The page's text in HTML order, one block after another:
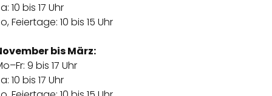
10 bis 17 Uhr
Feiertage: 10 bis 15 Uhr
bis März:
9 bis 17 Uhr
10 bis 17 Uhr